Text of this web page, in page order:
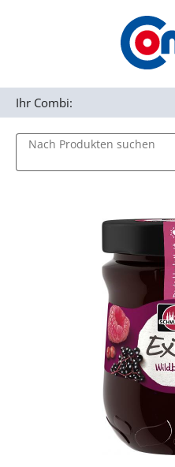
Zur Navigation springen
Nach Produkten suchen
Ihr Combi: